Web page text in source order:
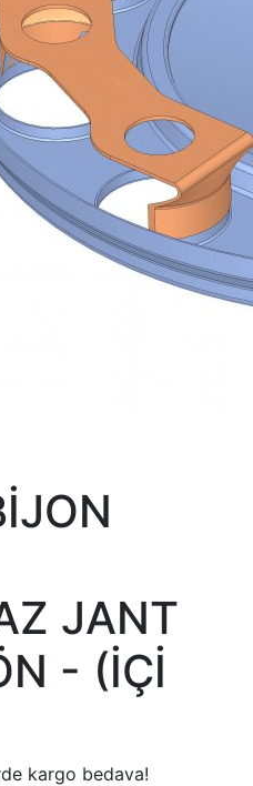
JANT
- (İÇİ
kargo bedava!